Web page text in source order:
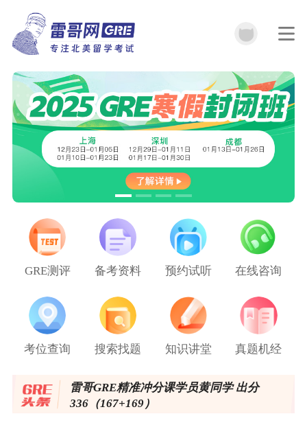
GRE测评 备考资料 预约试听 在线咨询
考位查询 搜索找题 知识讲堂 真题机经
​雷哥GRE精准冲分课学员黄同学 出分
336（167+169）